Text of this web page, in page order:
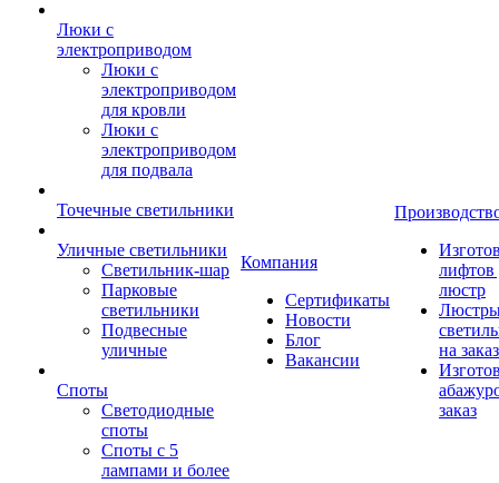
Люки с
электроприводом
Люки с
электроприводом
для кровли
Люки с
электроприводом
для подвала
Точечные светильники
Уличные светильники
Светильник-шар
Парковые
светильники
Подвесные
уличные
Споты
Светодиодные
споты
Споты с 5
лампами и более
Компания
Сертификаты
Новости
Блог
Вакансии
лифтов
люстр
на заказ
заказ